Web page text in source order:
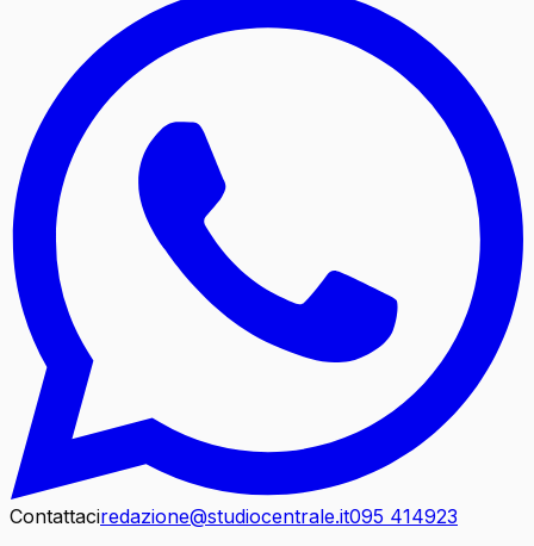
Contattaciredazione@studiocentrale.it095 414923